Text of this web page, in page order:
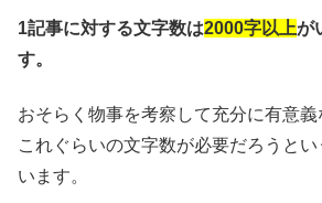
1記事に対する文字数は2000字以上が
す。
おそらく物事を考察して充分に有意義
これぐらいの文字数が必要だろうと
います。